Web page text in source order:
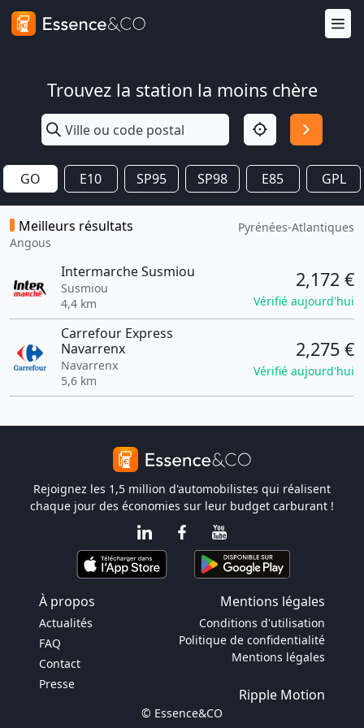
Trouvez la station la moins chère
GO E10 SP95 SP98 E85 GPL
Meilleurs résultats
Angous
Pyrénées-Atlantiques
Intermarche Susmiou
Susmiou
4,4 km
2,172 €
Vérifié aujourd'hui
Carrefour Express
Navarrenx
Navarrenx
5,6 km
2,275 €
Vérifié aujourd'hui
Rejoignez les 1,5 million d'automobilistes qui réalisent
chaque jour des économies sur leur budget carburant !
À propos Mentions légales
Actualités
FAQ
Contact
Presse
Conditions d'utilisation
Politique de confidentialité
Mentions légales
Ripple Motion
© Essence&CO